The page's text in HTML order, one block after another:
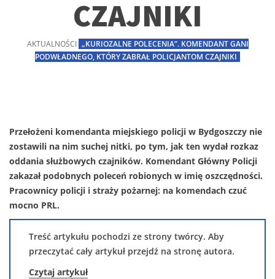
CZAJNIKI
AKTUALNOŚCI „KURIOZALNE POLECENIA”. KOMENDANT GANI
PODWŁADNEGO, KTÓRY ZABRAŁ POLICJANTOM CZAJNIKI
Przełożeni komendanta miejskiego policji w Bydgoszczy nie
zostawili na nim suchej nitki, po tym, jak ten wydał rozkaz
oddania służbowych czajników. Komendant Główny Policji
zakazał podobnych poleceń robionych w imię oszczędności.
Pracownicy policji i straży pożarnej: na komendach czuć
mocno PRL.
Treść artykułu pochodzi ze strony twórcy. Aby
przeczytać cały artykuł przejdź na stronę autora.
Czytaj artykuł